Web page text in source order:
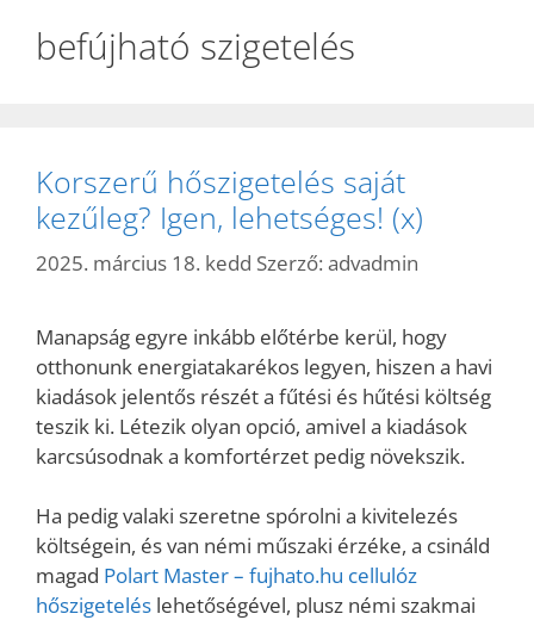
befújható szigetelés
Korszerű hőszigetelés saját
kezűleg? Igen, lehetséges! (x)
2025. március 18. kedd Szerző: advadmin
Manapság egyre inkább előtérbe kerül, hogy
otthonunk energiatakarékos legyen, hiszen a havi
kiadások jelentős részét a fűtési és hűtési költség
teszik ki. Létezik olyan opció, amivel a kiadások
karcsúsodnak a komfortérzet pedig növekszik.
Ha pedig valaki szeretne spórolni a kivitelezés
költségein, és van némi műszaki érzéke, a csináld
magad Polart Master – fujhato.hu cellulóz
hőszigetelés lehetőségével, plusz némi szakmai